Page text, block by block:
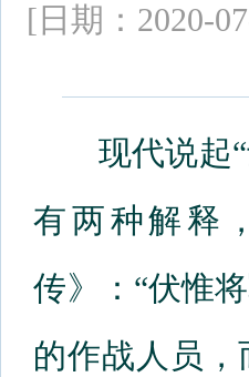
[日期：2020-
现代说起“
有两种解释
传》：“伏惟
的作战人员，